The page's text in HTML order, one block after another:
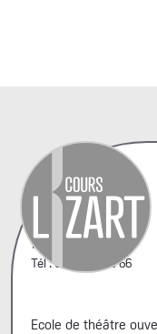
42, rue A. Penaud
75020 Paris
Tél : 06 44 66 99 66
Ecole de théâtre